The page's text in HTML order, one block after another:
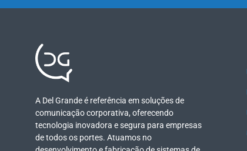
A Del Grande é referência em soluções de
comunicação corporativa, oferecendo
tecnologia inovadora e segura para empresas
de todos os portes. Atuamos no